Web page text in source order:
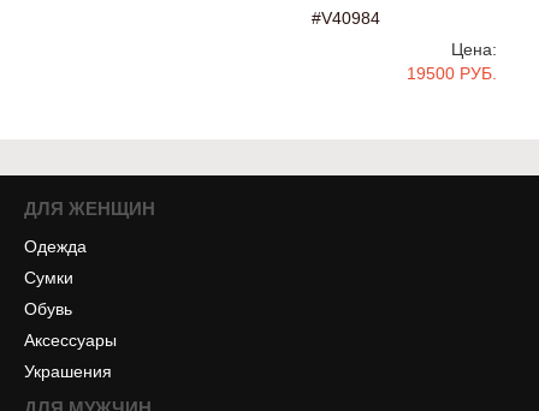
#V40984
Цена:
19500 РУБ.
ДЛЯ ЖЕНЩИН
Одежда
Сумки
Обувь
Аксессуары
Украшения